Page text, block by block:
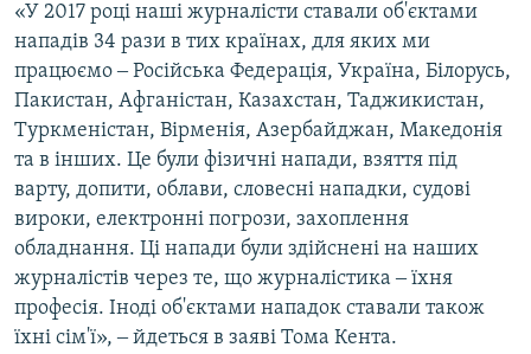
«У 2017 році наші журналісти ставали об'єктами
нападів 34 рази в тих країнах, для яких ми
працюємо ‒ Російська Федерація, Україна, Білорусь,
Пакистан, Афганістан, Казахстан, Таджикистан,
Туркменістан, Вірменія, Азербайджан, Македонія
та в інших. Це були фізичні напади, взяття під
варту, допити, облави, словесні нападки, судові
вироки, електронні погрози, захоплення
обладнання. Ці напади були здійснені на наших
журналістів через те, що журналістика ‒ їхня
професія. Іноді об'єктами нападок ставали також
їхні сім'ї», ‒ йдеться в заяві Тома Кента.